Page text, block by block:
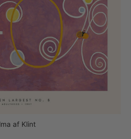
af Klint